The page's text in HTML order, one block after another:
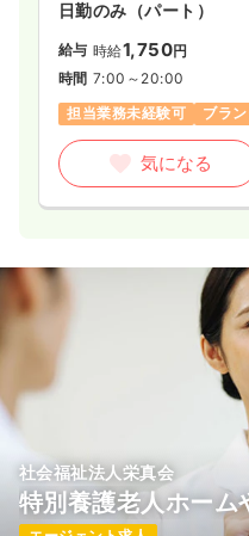
日勤のみ（パート）
給与 時給1,750円
時間 7:00～20:00
担当業務未経験可
ブラ
気になる
社会福祉法人栄真会
特別養護老人ホーム